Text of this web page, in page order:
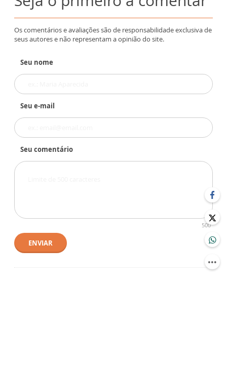
Os comentários e avaliações são de responsabilidade exclusiva de
seus autores e não representam a opinião do site.
Seu nome
Seu e-mail
Seu comentário
500
ENVIAR